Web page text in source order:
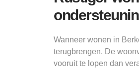
Wanneer wonen in
terugbrengen. De
vooruit te lopen dan